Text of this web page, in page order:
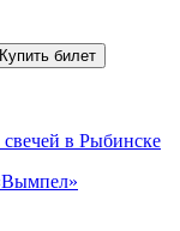
в Рыбинске